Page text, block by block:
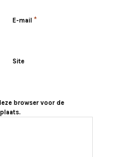
E-mail *
Site
browser voor de